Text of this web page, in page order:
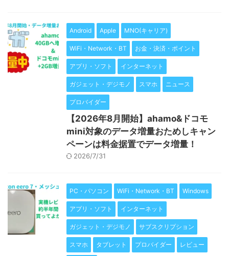
Android Apple MNO(キャリア)
WiFi・Network・BT お金・決済・ポイント
アプリ・ソフト インターネット
ガジェット・デジモノ スマホ ニュース
プロバイダー
【2026年8月開始】ahamo&ドコモ
mini対象のデータ増量おためしキャン
ペーンは料金据置でデータ増量！
2026/7/31
PC・パソコン WiFi・Network・BT Windows
アプリ・ソフト インターネット
ガジェット・デジモノ サブスクリプション
スマホ タブレット プロバイダー レビュー